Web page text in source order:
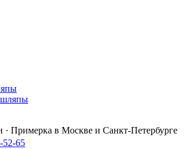
· Примерка в Москве и Санкт-Петербурге
52-65